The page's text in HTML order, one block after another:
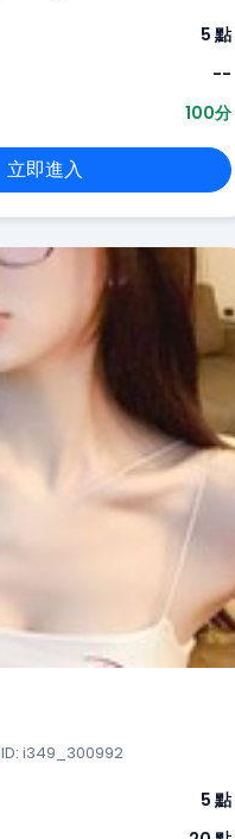
5 點
--
100分
立即進入
ID: i349_300992
5 點